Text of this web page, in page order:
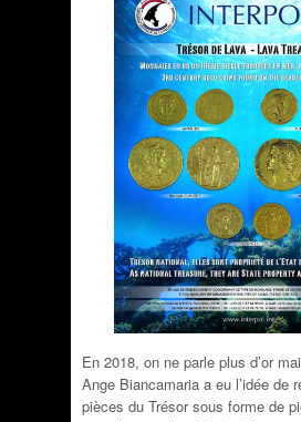
En 2018, on ne parle plus d’or
Ange Biancamaria a eu l’idée de
pièces du Trésor sous forme de